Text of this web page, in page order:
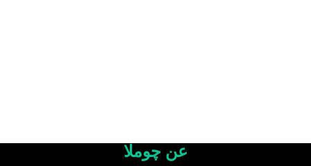
عن چوملا